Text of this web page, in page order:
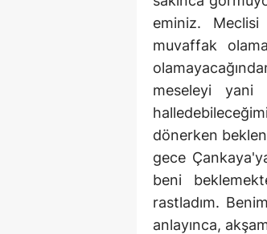
eminiz.
muvaffak
meseleyi yani
dönerken
gece
beni
rastladım.
anlayınca,